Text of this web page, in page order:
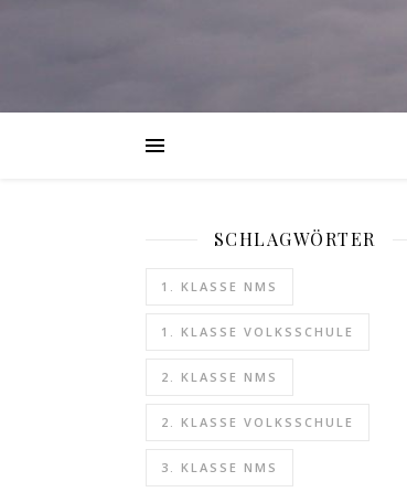
SCHLAGWÖRTER
1. KLASSE NMS
1. KLASSE VOLKSSCHULE
2. KLASSE NMS
2. KLASSE VOLKSSCHULE
3. KLASSE NMS